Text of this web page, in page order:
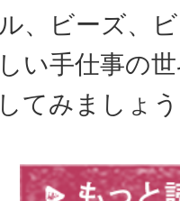
、ビーズ、
い手仕事の
てみましょ